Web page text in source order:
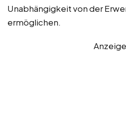
Unabhängigkeit von der
ermöglichen.
Anzeige